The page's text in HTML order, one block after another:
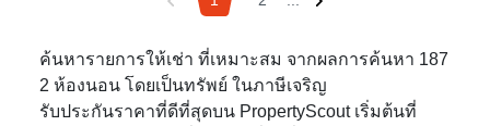
ค้นหารายการให้เช่า ที่เหมาะสม จากผลการค้นหา 187
2 ห้องนอน โดยเป็นทรัพย์ ในภาษีเจริญ
รับประกันราคาที่ดีที่สุดบน PropertyScout เริ่มต้นที่